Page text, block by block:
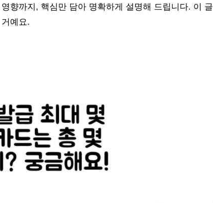
향까지, 핵심만 담아 명확하게 설명해 드립니다. 이 글
예요.